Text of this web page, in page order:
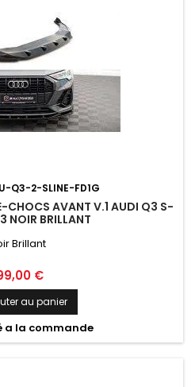
Q3-2-SLINE-FD1G
CHOCS AVANT V.1 AUDI Q3 S-
NOIR BRILLANT
Brillant
€
au panier
a la commande